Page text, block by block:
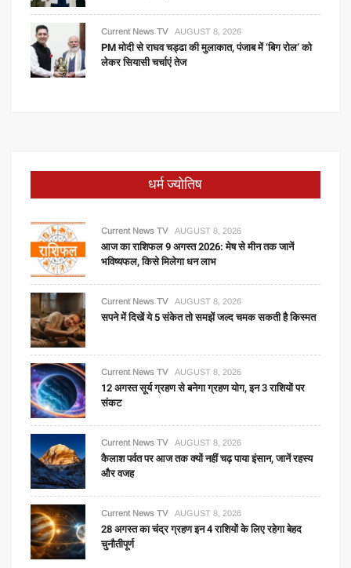
Current News TV AUGUST 8, 2026
PM मोदी से राघव चड्ढा की मुलाकात, पंजाब में ‘बिग रोल’ को
लेकर सियासी चर्चाएं तेज
धर्म ज्योतिष
Current News TV AUGUST 8, 2026
आज का राशिफल 9 अगस्त 2026: मेष से मीन तक जानें
भविष्यफल, किसे मिलेगा धन लाभ
Current News TV AUGUST 8, 2026
सपने में दिखें ये 5 संकेत तो समझें जल्द चमक सकती है किस्मत
Current News TV AUGUST 8, 2026
12 अगस्त सूर्य ग्रहण से बनेगा ग्रहण योग, इन 3 राशियों पर
संकट
Current News TV AUGUST 8, 2026
कैलाश पर्वत पर आज तक क्यों नहीं चढ़ पाया इंसान, जानें रहस्य
और वजह
Current News TV AUGUST 8, 2026
28 अगस्त का चंद्र ग्रहण इन 4 राशियों के लिए रहेगा बेहद
चुनौतीपूर्ण